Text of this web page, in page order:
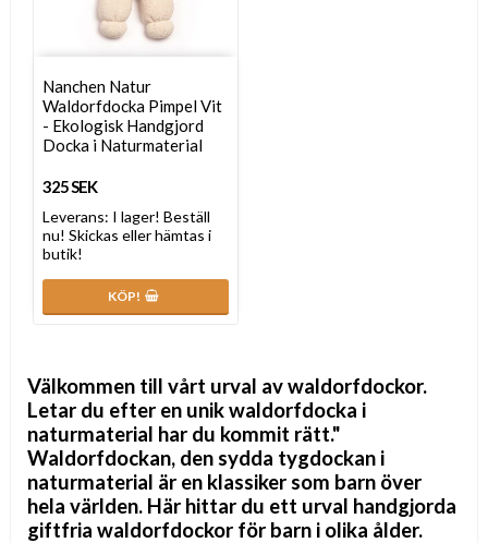
Nanchen Natur
Waldorfdocka Pimpel Vit
- Ekologisk Handgjord
Docka i Naturmaterial
325 SEK
Leverans: I lager! Beställ
nu! Skickas eller hämtas i
butik!
KÖP!
Välkommen till vårt urval avwaldorfdockor.
Letar du efter en unikwaldorfdocka i
naturmaterial har du kommit rätt."
Waldorfdockan, den sydda tygdockan i
naturmaterial är en klassiker som barn över
hela världen. Här hittar du ett urval handgjorda
giftfria waldorfdockor för barn i olika ålder.